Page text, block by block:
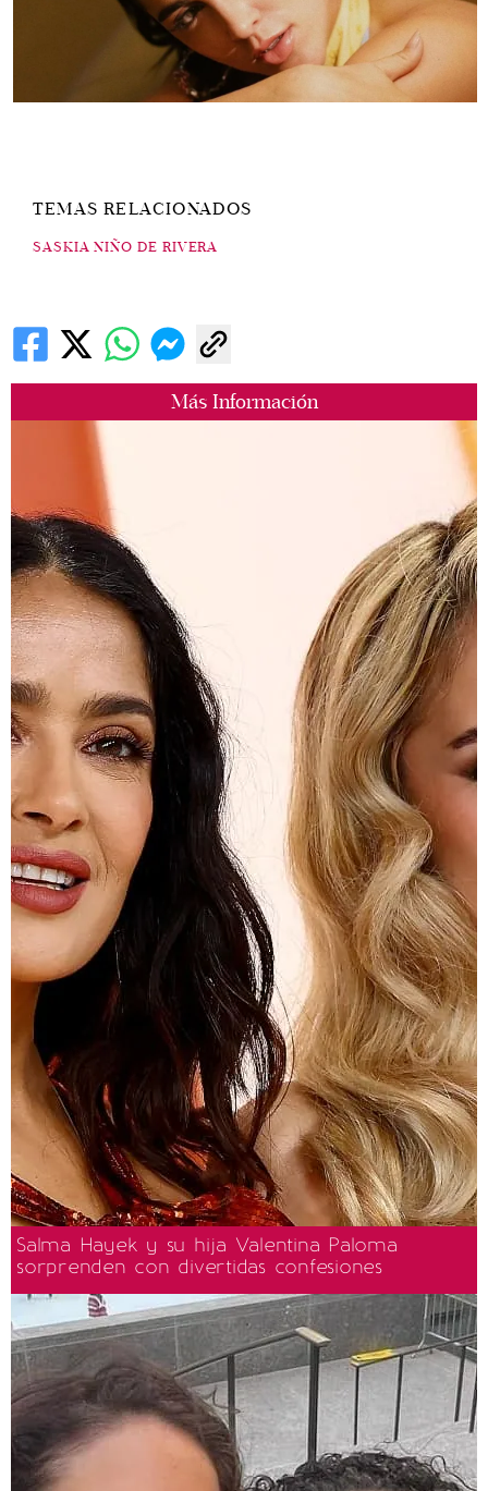
Más Información
Salma Hayek y su hija Valentina Paloma
sorprenden con divertidas confesiones
TEMAS RELACIONADOS
SASKIA NIÑO DE RIVERA